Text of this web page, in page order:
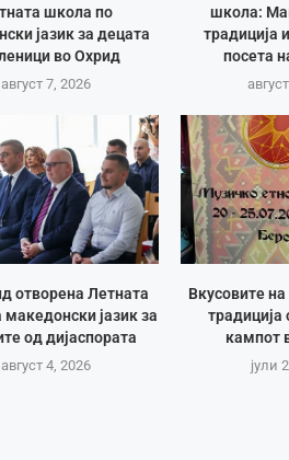
школа по
јазик за децата
во Охрид
август 7, 2026
школа:
традиција
посета
отворена Летната
јазик за
од дијаспората
август 4, 2026
Вкусовите
традиција
кампот
јули